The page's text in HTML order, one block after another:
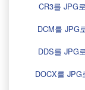
CR3를 JPG
DCM를 JPG
DDS를 JPG
DOCX를 JPG